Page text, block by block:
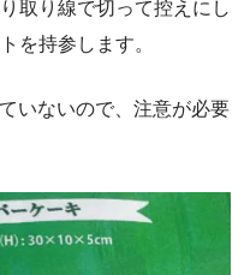
取り線で切って控えにし
を持参します。
いないので、注意が必要